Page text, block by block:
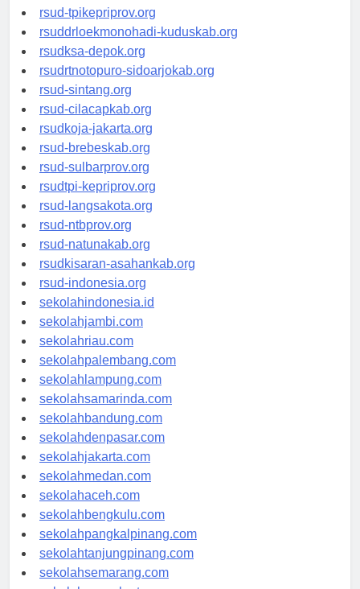
rsud-simeuluekab.org
rsud-tpikepriprov.org
rsuddrloekmonohadi-kuduskab.org
rsudksa-depok.org
rsudrtnotopuro-sidoarjokab.org
rsud-sintang.org
rsud-cilacapkab.org
rsudkoja-jakarta.org
rsud-brebeskab.org
rsud-sulbarprov.org
rsudtpi-kepriprov.org
rsud-langsakota.org
rsud-ntbprov.org
rsud-natunakab.org
rsudkisaran-asahankab.org
rsud-indonesia.org
sekolahindonesia.id
sekolahjambi.com
sekolahriau.com
sekolahpalembang.com
sekolahlampung.com
sekolahsamarinda.com
sekolahbandung.com
sekolahdenpasar.com
sekolahjakarta.com
sekolahmedan.com
sekolahaceh.com
sekolahbengkulu.com
sekolahpangkalpinang.com
sekolahtanjungpinang.com